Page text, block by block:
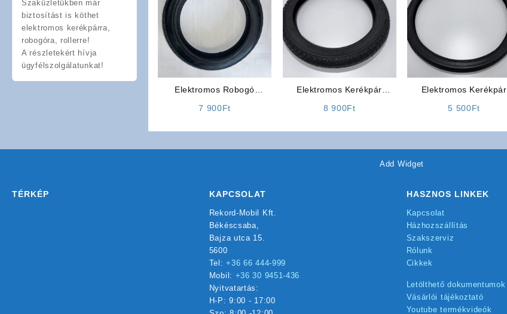
Szaküzletükben már
biztosítást is köthet
elektromos kerékpárra,
robogóra, rollerre!
A részletekért hívja
ügyfélszolgálatunkat!
Elektromos Robogó
Gumiköpeny (16 x 2.50)
7 900Ft
Elektromos Kerékpár
Gumiköpeny 18 x 2.50
8 900Ft
Elektromos Kerékpár
Gumiköpeny 24 x 1.75
5 500Ft
Add Widget
TÉRKÉP KAPCSOLAT
Rekord-Mobil Kft.
Békéscsaba,
Bajza utca 15.
5600
Tel:+36 66 444-999
Mobil: +36 30 9451-436
Nyitvatartás:
H-P: 9:00 - 17:00
HASZNOS LINKEK
Kapcsolat
Házhozszállítás
Szakszerviz
Rólunk
Cikkek
Letölthető dokumentumok
Vásárlói tájékoztató
Youtube termékvideók